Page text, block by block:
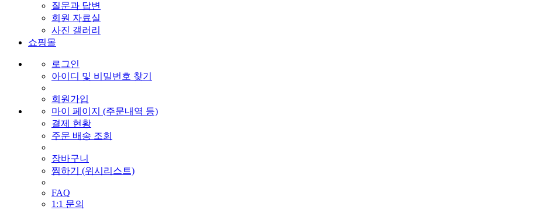
질문과 답변
회원 자료실
사진 갤러리
쇼핑몰
로그인
아이디 및 비밀번호 찾기
회원가입
마이 페이지 (주문내역 등)
결제 현황
주문 배송 조회
장바구니
찜하기 (위시리스트)
FAQ
1:1 문의